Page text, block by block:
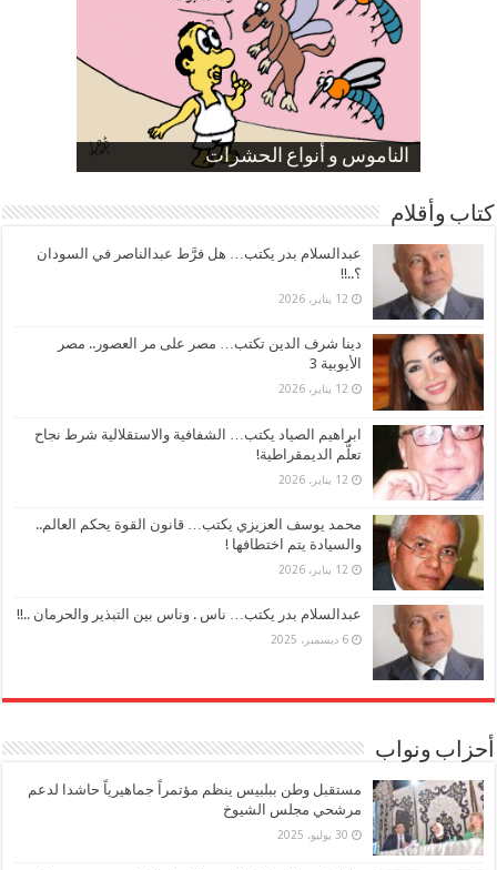
الناموس و أنواع الحشرات
الموظفين بعد ارتفاع الأسعار
ارتفاع نسبة الطلاق في مصر
صورة كاركاتيرية
صورة كاركاتيرية
كتاب وأقلام
عبدالسلام بدر يكتب… هل فرَّط عبدالناصر في السودان
؟..!!
12 يناير، 2026
دينا شرف الدين تكتب… مصر على مر العصور.. مصر
الأيوبية 3
12 يناير، 2026
ابراهيم الصياد يكتب… الشفافية والاستقلالية شرط نجاح
تعلُّم الديمقراطية!
12 يناير، 2026
محمد يوسف العزيزي يكتب… قانون القوة يحكم العالم..
والسيادة يتم اختطافها !
12 يناير، 2026
عبدالسلام بدر يكتب… ناس . وناس بين التبذير والحرمان ..!!
6 ديسمبر، 2025
أحزاب ونواب
مستقبل وطن ببلبيس ينظم مؤتمراً جماهيرياً حاشدا لدعم
مرشحي مجلس الشيوخ
30 يوليو، 2025